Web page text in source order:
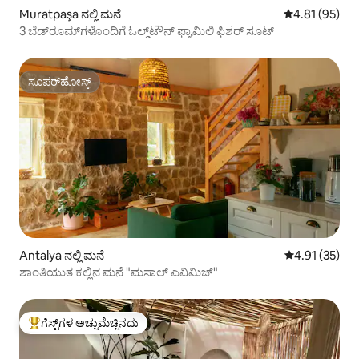
Muratpaşa ನಲ್ಲಿ ಮನೆ 5 ರಲ್ಲಿ 4.81
4.81 (95)
3 ಬೆಡ್‌ರೂಮ್‌ಗಳೊಂದಿಗೆ ಓಲ್ಡ್‌ಟೌನ್ ಫ್ಯಾಮಿಲಿ ಫಿಶರ್ ಸೂಟ್
ಸೂಪರ್‌ಹೋಸ್ಟ್
ಸೂಪರ್‌ಹೋಸ್ಟ್
Antalya ನಲ್ಲಿ ಮನೆ 5 ರಲ್ಲಿ 4.91
4.91 (35)
ಶಾಂತಿಯುತ ಕಲ್ಲಿನ ಮನೆ "ಮಸಾಲ್ ಎವಿಮಿಜ್"
ಗೆಸ್ಟ್‌ಗಳಿಗೆ ಅತಿ ಹೆಚ್ಚು ಅಚ್ಚುಮೆಚ್ಚಿನದು
ಗೆಸ್ಟ್‌ಗಳ ಅಚ್ಚುಮೆಚ್ಚಿನದು